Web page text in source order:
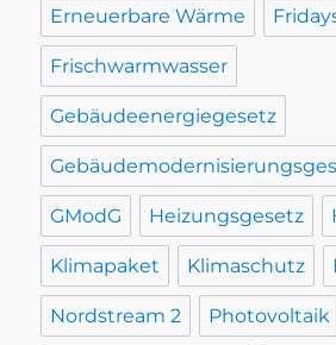
Erneuerbare Wärme
Frischwarmwasser
Gebäudeenergiegesetz
GModG Heizungsgesetz
Klimapaket Klimaschutz
Nordstream 2 Photovoltaik